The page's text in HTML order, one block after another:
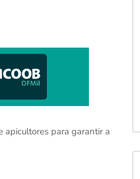
apicultores para garantir a